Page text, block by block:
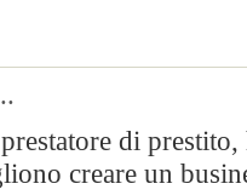
di prestito,
creare un